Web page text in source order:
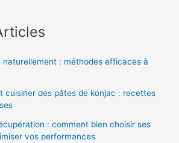
naturellement : méthodes efficaces à
cuisiner des pâtes de konjac : recettes
: comment bien choisir ses
vos performances